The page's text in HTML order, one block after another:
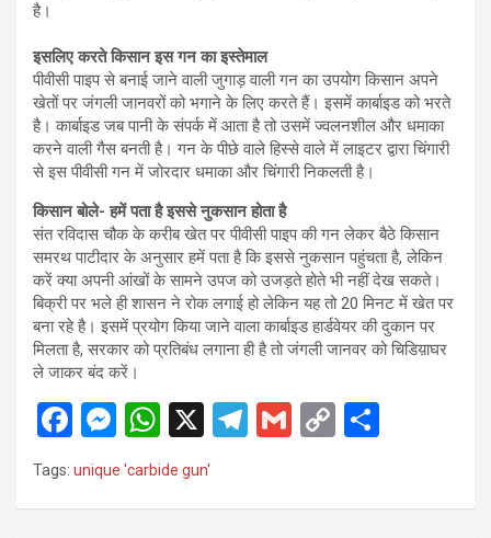
है।
इसलिए करते किसान इस गन का इस्तेमाल
पीवीसी पाइप से बनाई जाने वाली जुगाड़ वाली गन का उपयोग किसान अपने
खेतों पर जंगली जानवरों को भगाने के लिए करते हैं। इसमें कार्बाइड को भरते
है। कार्बाइड जब पानी के संपर्क में आता है तो उसमें ज्वलनशील और धमाका
करने वाली गैस बनती है। गन के पीछे वाले हिस्से वाले में लाइटर द्वारा चिंगारी
से इस पीवीसी गन में जोरदार धमाका और चिंगारी निकलती है।
किसान बोले- हमें पता है इससे नुकसान होता है
संत रविदास चौक के करीब खेत पर पीवीसी पाइप की गन लेकर बैठे किसान
समरथ पाटीदार के अनुसार हमें पता है कि इससे नुकसान पहुंचता है, लेकिन
करें क्या अपनी आंखों के सामने उपज को उजड़ते होते भी नहीं देख सकते।
बिक्री पर भले ही शासन ने रोक लगाई हो लेकिन यह तो 20 मिनट में खेत पर
बना रहे है। इसमें प्रयोग किया जाने वाला कार्बाइड हार्डवेयर की दुकान पर
मिलता है, सरकार को प्रतिबंध लगाना ही है तो जंगली जानवर को चिडिय़ाघर
ले जाकर बंद करें।
F
ce
M
es
W
h
at
X
T
G
C
Tags: unique 'carbide gun'